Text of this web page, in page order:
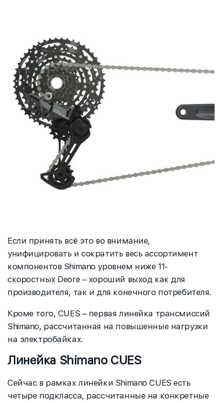
Если принять всё это во внимание,
унифицировать и сократить весь ассортимент
компонентов Shimano уровнем ниже 11-
скоростных Deore – хороший выход как для
производителя, так и для конечного потребителя.
Кроме того, CUES – первая линейка трансмиссий
Shimano, рассчитанная на повышенные нагрузки
на электробайках.
Линейка Shimano CUES
Сейчас в рамках линейки Shimano CUES есть
четыре подкласса, рассчитанные на конкретные